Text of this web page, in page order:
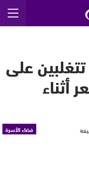
على
فضاء الأسرة